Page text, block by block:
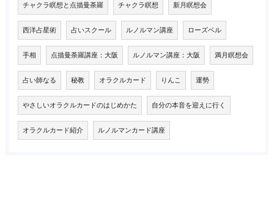
チャクラ瞑想と点描曼荼羅 チャクラ瞑想 新月瞑想会
西洋占星術 占いスクール ルノルマン講座 ローズベル
手相 点描曼荼羅講座：大阪 ルノルマン講座：大阪 満月瞑想会
占い師なる 秘教 オラクルカード りんこ 運勢
やさしいオラクルカードのはじめかた 自分の本音を迎えに行く
オラクルカード紹介 ルノルマンカード講座